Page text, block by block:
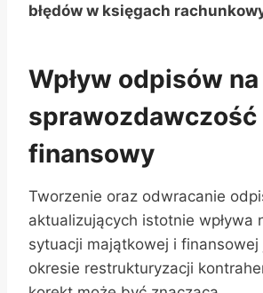
błędów w księgach
Wpływ odpisów na
finansowy
Tworzenie oraz odwracanie
aktualizujących istotnie wpływa
sytuacji majątkowej i
okresie restrukturyzacji